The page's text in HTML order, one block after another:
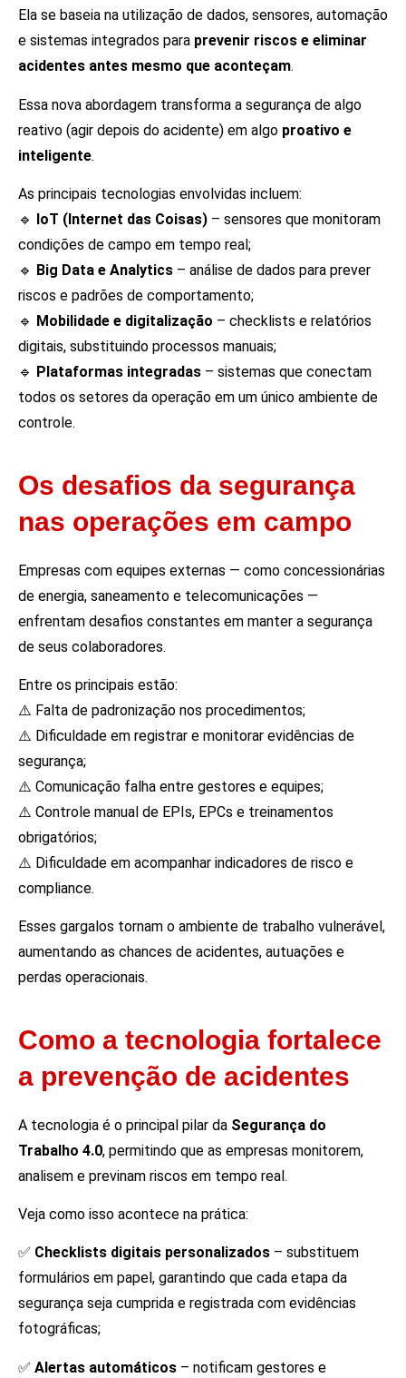
Ela se baseia na utilização de dados, sensores, automação
e sistemas integrados para prevenir riscos e eliminar
acidentes antes mesmo que aconteçam.
Essa nova abordagem transforma a segurança de algo
reativo (agir depois do acidente) em algo proativo e
inteligente.
As principais tecnologias envolvidas incluem:
🔹 IoT (Internet das Coisas) – sensores que monitoram
condições de campo em tempo real;
🔹 Big Data e Analytics – análise de dados para prever
riscos e padrões de comportamento;
🔹 Mobilidade e digitalização – checklists e relatórios
digitais, substituindo processos manuais;
🔹 Plataformas integradas – sistemas que conectam
todos os setores da operação em um único ambiente de
controle.
Os desafios da segurança
nas operações em campo
Empresas com equipes externas — como concessionárias
de energia, saneamento e telecomunicações —
enfrentam desafios constantes em manter a segurança
de seus colaboradores.
Entre os principais estão:
⚠️ Falta de padronização nos procedimentos;
⚠️ Dificuldade em registrar e monitorar evidências de
segurança;
⚠️ Comunicação falha entre gestores e equipes;
⚠️ Controle manual de EPIs, EPCs e treinamentos
obrigatórios;
⚠️ Dificuldade em acompanhar indicadores de risco e
compliance.
Esses gargalos tornam o ambiente de trabalho vulnerável,
aumentando as chances de acidentes, autuações e
perdas operacionais.
Como a tecnologia fortalece
a prevenção de acidentes
A tecnologia é o principal pilar da Segurança do
Trabalho 4.0, permitindo que as empresas monitorem,
analisem e previnam riscos em tempo real.
Veja como isso acontece na prática:
✅ Checklists digitais personalizados – substituem
formulários em papel, garantindo que cada etapa da
segurança seja cumprida e registrada com evidências
fotográficas;
✅ Alertas automáticos – notificam gestores e